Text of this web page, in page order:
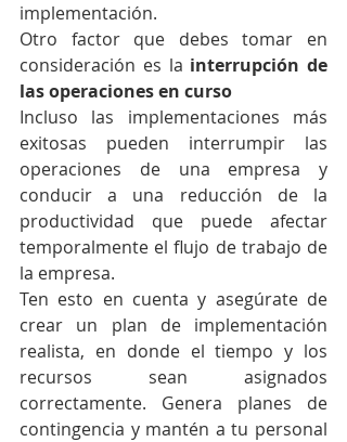
implementación.
Otro factor que debes tomar en
consideración es la interrupción de
las operaciones en curso
Incluso las implementaciones más
exitosas pueden interrumpir las
operaciones de una empresa y
conducir a una reducción de la
productividad que puede afectar
temporalmente el flujo de trabajo de
la empresa.
Ten esto en cuenta y asegúrate de
crear un plan de implementación
realista, en donde el tiempo y los
recursos sean asignados
correctamente. Genera planes de
contingencia y mantén a tu personal